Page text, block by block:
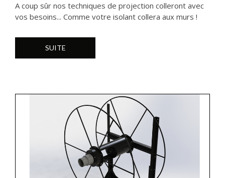
A coup sûr nos techniques de projection colleront avec
vos besoins... Comme votre isolant collera aux murs !
SUITE